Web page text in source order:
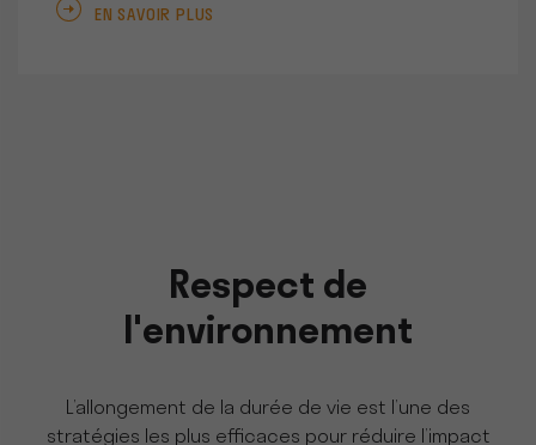
EN SAVOIR PLUS
Respect de
l'environnement
L’allongement de la durée de vie est l’une des
stratégies les plus efficaces pour réduire l’impact